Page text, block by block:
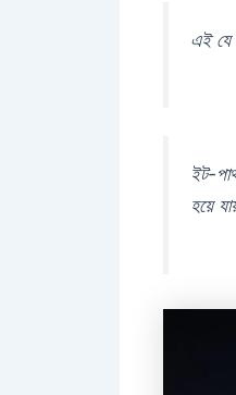
এই যে
ইট-
হয়ে